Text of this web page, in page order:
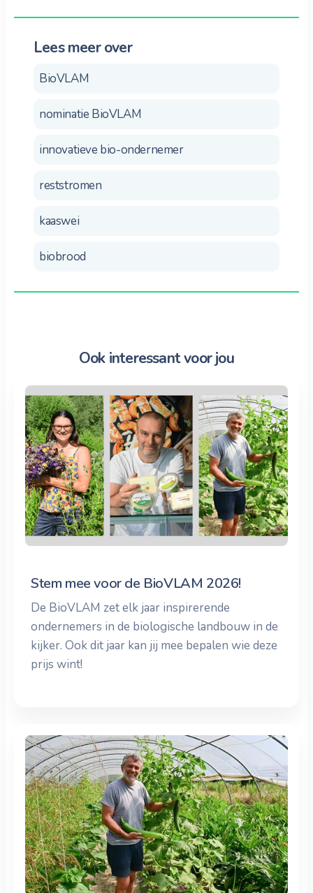
Lees meer over
BioVLAM
nominatie BioVLAM
innovatieve bio-ondernemer
reststromen
kaaswei
biobrood
Ook interessant voor jou
Stem mee voor de BioVLAM 2026!
De BioVLAM zet elk jaar inspirerende
ondernemers in de biologische landbouw in de
kijker. Ook dit jaar kan jij mee bepalen wie deze
prijs wint!